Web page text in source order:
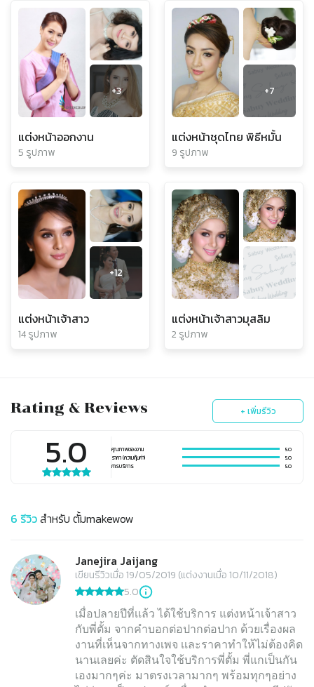
+3
แต่งหน้าออกงาน
5 รูปภาพ
+7
แต่งหน้าชุดไทย พิธีหมั้น
9 รูปภาพ
+12
แต่งหน้าเจ้าสาว
14 รูปภาพ
แต่งหน้าเจ้าสาวมุสลิม
2 รูปภาพ
Rating & Reviews + เพิ่มรีวิว
5.0 คุณภาพของงาน
5.0
ราคา (ความคุ้มค่า)
5.0
การบริการ
5.0
6 รีวิวสำหรับ ตั้มmakewow
Janejira Jaijang
เขียนรีวิวเมื่อ 19/05/2019 (แต่งงานเมื่อ 10/11/2018)
5.0
เมื่อปลายปีที่เเล้ว ได้ใช้บริการ แต่งหน้าเจ้าสาว
กับพี่ตั้ม จากคำบอกต่อปากต่อปาก ด้วยเรื่องผล
งานที่เห็นจากทางเพจ เเละราคาทำให้ไม่ต้องคิด
นานเลยค่ะ ตัดสินใจใช้บริการพี่ตั้ม พี่แกเป็นกัน
เองมากๆค่ะ มาตรงเวลามากๆ พร้อมทุกๆอย่าง